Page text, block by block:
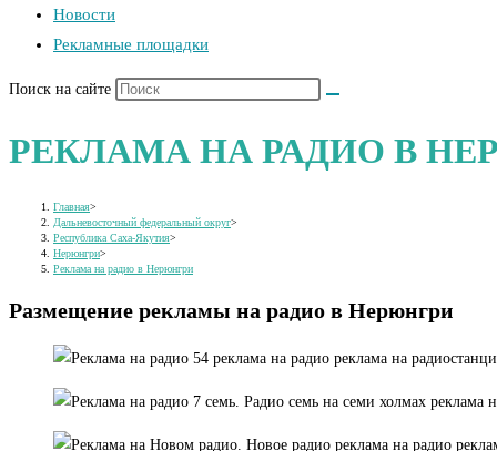
Новости
Рекламные площадки
Поиск на сайте
РЕКЛАМА НА РАДИО В
Главная>
Дальневосточный федеральный округ>
Республика Саха-Якутия>
Нерюнгри>
Реклама на радио в Нерюнгри
Размещение рекламы на радио в Нерюнгри